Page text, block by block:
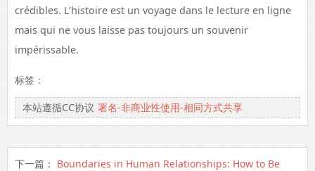
crédibles. L’histoire est un voyage dans le lecture en ligne
mais qui ne vous laisse pas toujours un souvenir
impérissable.
标签：
本站遵循CC协议 署名-非商业性使用-相同方式共享
下一篇： Boundaries in Human Relationships: How to Be